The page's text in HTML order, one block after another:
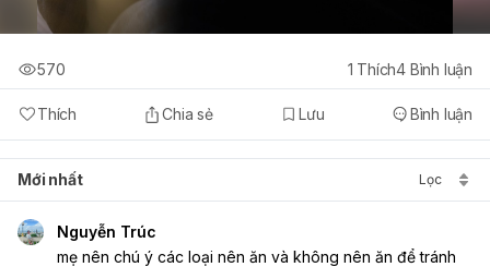
Thích Chia sẻ Lưu Bình luận
570 1 Thích4 Bình luận
Mới nhất Lọc
Nguyễn Trúc
mẹ nên chú ý các loại nên ăn và không nên ăn để tránh